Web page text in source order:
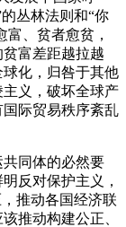
丛林法则和“你
富、贫者愈贫，
富差距越拉越
化，归咎于其他
义，破坏全球产
际贸易秩序紊乱
同体的必然要
反对保护主义，
推动各国经济联
推动构建公正、